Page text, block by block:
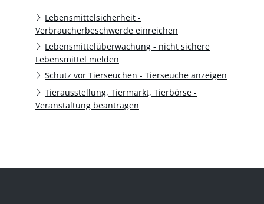
Lebensmittelsicherheit -
Verbraucherbeschwerde einreichen
Lebensmittelüberwachung - nicht sichere
Lebensmittel melden
Schutz vor Tierseuchen - Tierseuche anzeigen
Tierausstellung, Tiermarkt, Tierbörse -
Veranstaltung beantragen